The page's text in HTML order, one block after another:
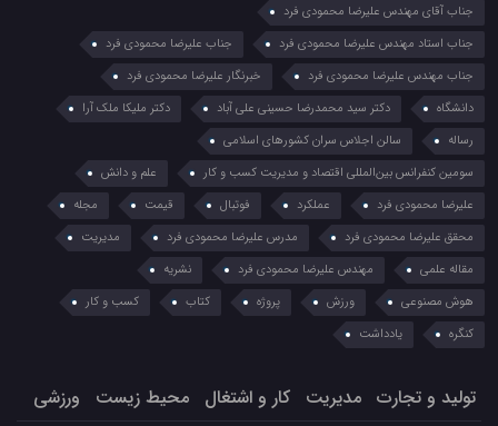
جناب آقای مهندس علیرضا محمودی فرد
جناب استاد مهندس علیرضا محمودی فرد
جناب علیرضا محمودی فرد
جناب مهندس علیرضا محمودی فرد
خبرنگار علیرضا محمودی فرد
دانشگاه
دکتر سید محمدرضا حسینی علی آباد
دکتر ملیکا ملک آرا
رساله
سالن اجلاس سران کشورهای اسلامی
سومین کنفرانس بین‌المللی اقتصاد و مدیریت کسب و کار
علم و دانش
علیرضا محمودی فرد
عملکرد فوتبال قیمت
مجله
محقق علیرضا محمودی فرد
مدرس علیرضا محمودی فرد
مدیریت
مقاله علمی
مهندس علیرضا محمودی فرد
نشریه
هوش مصنوعی
ورزش پروژه کتاب
کسب و کار
کنگره
یادداشت
تولید و تجارت مدیریت کار و اشتغال محیط زیست ورزشی